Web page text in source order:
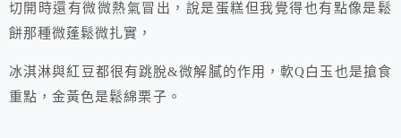
切開時還有微微熱氣冒出，說是蛋糕但我覺得也有點像是鬆
餅那種微蓬鬆微扎實，
冰淇淋與紅豆都很有跳脫&微解膩的作用，軟Q白玉也是搶食
重點，金黃色是鬆綿栗子。